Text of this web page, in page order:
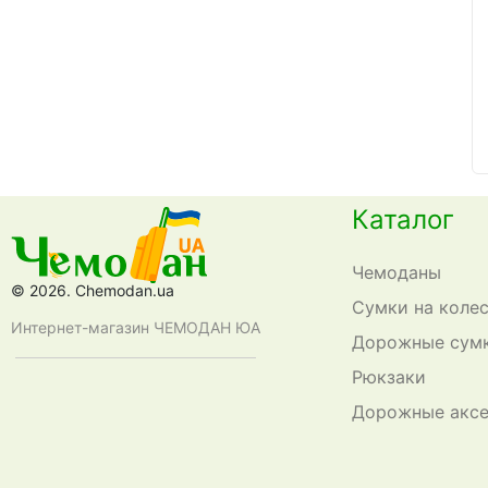
© 2026. Chemodan.ua
Интернет-магазин ЧЕМОДАН ЮА
Каталог
Чемоданы
Сумки на
Дорожные
Рюкзаки
Дорожные